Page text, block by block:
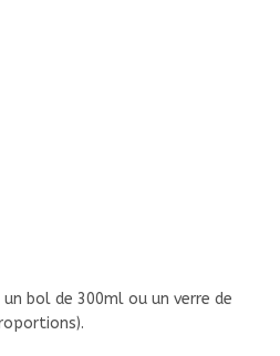
bol de 300ml ou un verre de